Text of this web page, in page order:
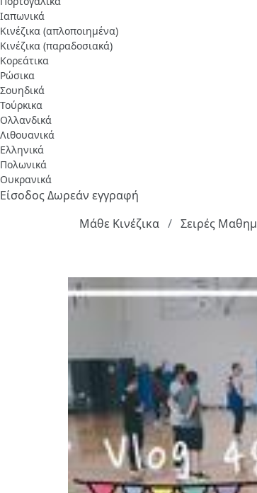
Ιαπωνικά
Κινέζικα (απλοποιημένα)
Κινέζικα (παραδοσιακά)
Κορεάτικα
Ρώσικα
Σουηδικά
Τούρκικα
Ολλανδικά
Λιθουανικά
Ελληνικά
Πολωνικά
Ουκρανικά
ΕίσοδοςΔωρεάν εγγραφή
Μάθε Κινέζικα
Σειρές